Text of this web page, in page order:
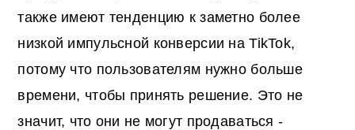
также имеют тенденцию к заметно более
низкой импульсной конверсии на TikTok,
потому что пользователям нужно больше
времени, чтобы принять решение. Это не
значит, что они не могут продаваться -